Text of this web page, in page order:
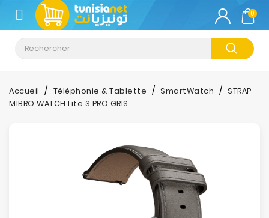
CATÉGORIE
Climatisation
Informatique
0
Accueil Téléphonie & Tablette SmartWatch
STRAP
MIBRO WATCH Lite 3 PRO GRIS